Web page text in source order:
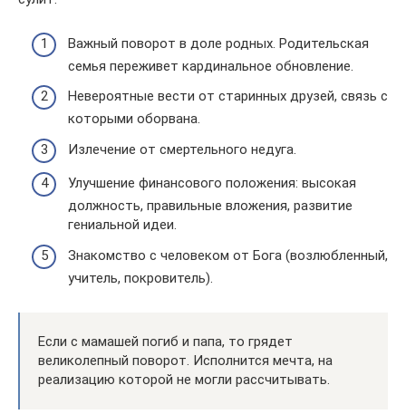
Важный поворот в доле родных. Родительская
семья переживет кардинальное обновление.
Невероятные вести от старинных друзей, связь с
которыми оборвана.
Излечение от смертельного недуга.
Улучшение финансового положения: высокая
должность, правильные вложения, развитие
гениальной идеи.
Знакомство с человеком от Бога (возлюбленный,
учитель, покровитель).
Если с мамашей погиб и папа, то грядет
великолепный поворот. Исполнится мечта, на
реализацию которой не могли рассчитывать.